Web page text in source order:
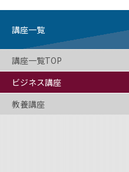
講座一覧
講座一覧TOP
ビジネス講座
教養講座